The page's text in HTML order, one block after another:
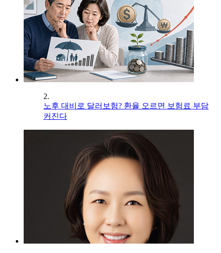
2.
노후 대비로 달러보험? 환율 오르면 보험료 부담
커진다